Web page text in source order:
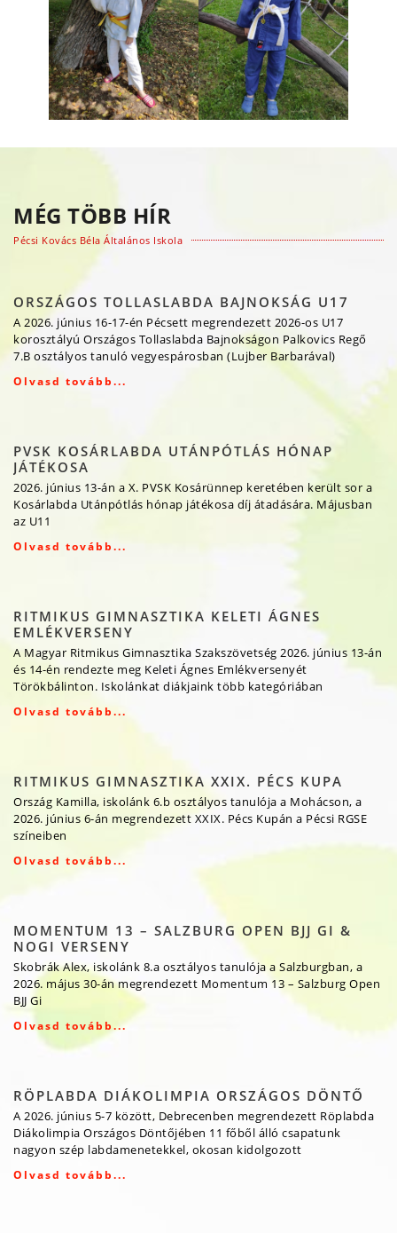
MÉG TÖBB HÍR
Pécsi Kovács Béla Általános Iskola
ORSZÁGOS TOLLASLABDA BAJNOKSÁG U17
A 2026. június 16-17-én Pécsett megrendezett 2026-os U17
korosztályú Országos Tollaslabda Bajnokságon Palkovics Regő
7.B osztályos tanuló vegyespárosban (Lujber Barbarával)
Olvasd tovább...
PVSK KOSÁRLABDA UTÁNPÓTLÁS HÓNAP
JÁTÉKOSA
2026. június 13-án a X. PVSK Kosárünnep keretében került sor a
Kosárlabda Utánpótlás hónap játékosa díj átadására. Májusban
az U11
Olvasd tovább...
RITMIKUS GIMNASZTIKA KELETI ÁGNES
EMLÉKVERSENY
A Magyar Ritmikus Gimnasztika Szakszövetség 2026. június 13-án
és 14-én rendezte meg Keleti Ágnes Emlékversenyét
Törökbálinton. Iskolánkat diákjaink több kategóriában
Olvasd tovább...
RITMIKUS GIMNASZTIKA XXIX. PÉCS KUPA
Ország Kamilla, iskolánk 6.b osztályos tanulója a Mohácson, a
2026. június 6-án megrendezett XXIX. Pécs Kupán a Pécsi RGSE
színeiben
Olvasd tovább...
MOMENTUM 13 – SALZBURG OPEN BJJ GI &
NOGI VERSENY
Skobrák Alex, iskolánk 8.a osztályos tanulója a Salzburgban, a
2026. május 30-án megrendezett Momentum 13 – Salzburg Open
BJJ Gi
Olvasd tovább...
RÖPLABDA DIÁKOLIMPIA ORSZÁGOS DÖNTŐ
A 2026. június 5-7 között, Debrecenben megrendezett Röplabda
Diákolimpia Országos Döntőjében 11 főből álló csapatunk
nagyon szép labdamenetekkel, okosan kidolgozott
Olvasd tovább...